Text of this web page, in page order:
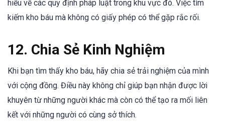
hiểu về các quy định pháp luật trong khu vực đó. Việc tìm
kiếm kho báu mà không có giấy phép có thể gặp rắc rối.
12. Chia Sẻ Kinh Nghiệm
Khi bạn tìm thấy kho báu, hãy chia sẻ trải nghiệm của mình
với cộng đồng. Điều này không chỉ giúp bạn nhận được lời
khuyên từ những người khác mà còn có thể tạo ra mối liên
kết với những người có cùng sở thích.